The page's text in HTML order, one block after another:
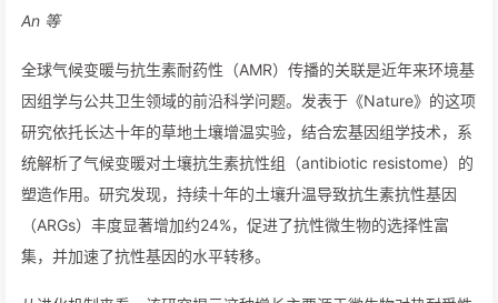
An 等
全球气候变暖与抗生素耐药性（AMR）传播的关联是近年来环境基
因组学与公共卫生领域的前沿科学问题。发表于《Nature》的这项
研究依托长达十年的草地土壤增温实验，结合宏基因组学技术，系
统解析了气候变暖对土壤抗生素抗性组（antibiotic resistome）的
塑造作用。研究发现，持续十年的土壤升温导致抗生素抗性基因
（ARGs）丰度显著增加约24%，促进了抗性微生物的选择性富
集，并加速了抗性基因的水平转移。